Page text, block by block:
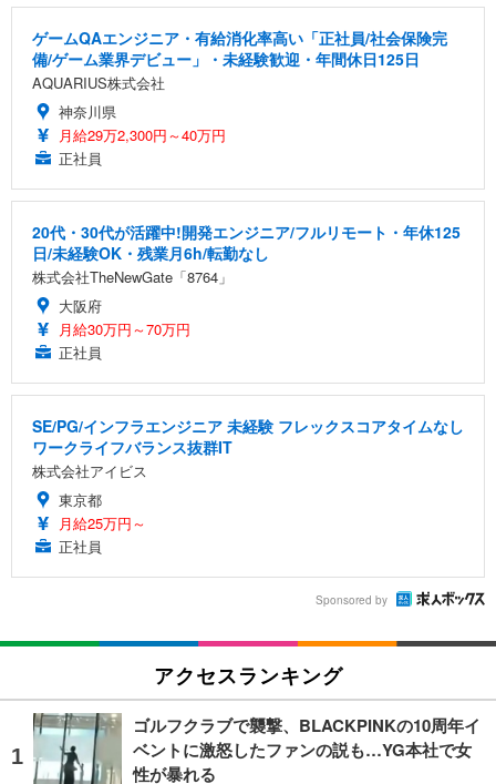
ゲームQAエンジニア・有給消化率高い「正社員/社会保険完
備/ゲーム業界デビュー」・未経験歓迎・年間休日125日
AQUARIUS株式会社
神奈川県
月給29万2,300円～40万円
正社員
20代・30代が活躍中!開発エンジニア/フルリモート・年休125
日/未経験OK・残業月6h/転勤なし
株式会社TheNewGate「8764」
大阪府
月給30万円～70万円
正社員
SE/PG/インフラエンジニア 未経験 フレックスコアタイムなし
ワークライフバランス抜群IT
株式会社アイビス
東京都
月給25万円～
正社員
Sponsored by
アクセスランキング
ゴルフクラブで襲撃、BLACKPINKの10周年イ
ベントに激怒したファンの説も…YG本社で女
性が暴れる